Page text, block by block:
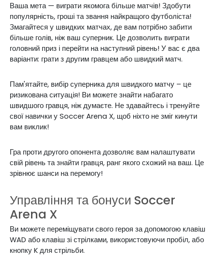
Ваша мета — виграти якомога більше матчів! Здобути
популярність, гроші та звання найкращого футболіста!
Змагайтеся у швидких матчах, де вам потрібно забити
більше голів, ніж ваш суперник. Це дозволить виграти
головний приз і перейти на наступний рівень! У вас є два
варіанти: грати з другим гравцем або швидкий матч.
Пам'ятайте, вибір суперника для швидкого матчу – це
ризикована ситуація! Ви можете знайти набагато
швидшого гравця, ніж думаєте. Не здавайтесь і тренуйте
свої навички у Soccer Arena X, щоб ніхто не зміг кинути
вам виклик!
Гра проти другого опонента дозволяє вам налаштувати
свій рівень та знайти гравця, ранг якого схожий на ваш. Це
зрівнює шанси на перемогу!
Управління та бонуси Soccer
Arena X
Ви можете переміщувати свого героя за допомогою клавіш
WAD або клавіш зі стрілками, використовуючи пробіл, або
кнопку K для стрільби.